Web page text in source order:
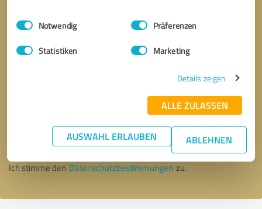
Impressum Datenschutzbestimmungen
Einwilligungsauswahl
Notwendig Präferenzen
Statistiken Marketing
Details zeigen
ALLE ZULASSEN
AUSWAHL ERLAUBEN ABLEHNEN
* Erforderliche Angaben
Nachricht senden
Ich stimme den Datenschutzbestimmungen zu.